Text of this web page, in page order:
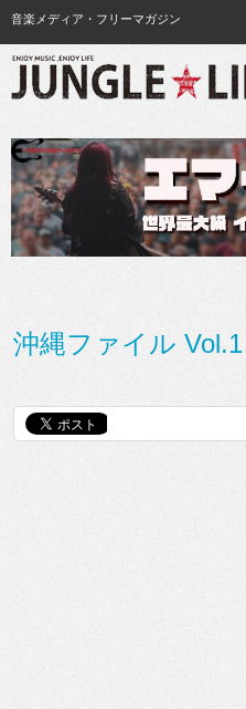
音楽メディア・フリーマガジン
沖縄ファイル Vol.1